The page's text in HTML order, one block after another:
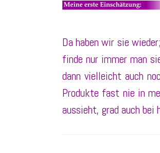
Da haben wir sie
finde nur immer man
dann vielleicht auch
Produkte fast nie in
aussieht, grad auch bei